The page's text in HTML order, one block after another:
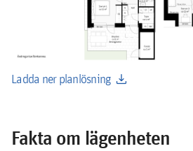
Ladda ner planlösning download
Fakta om lägenheten